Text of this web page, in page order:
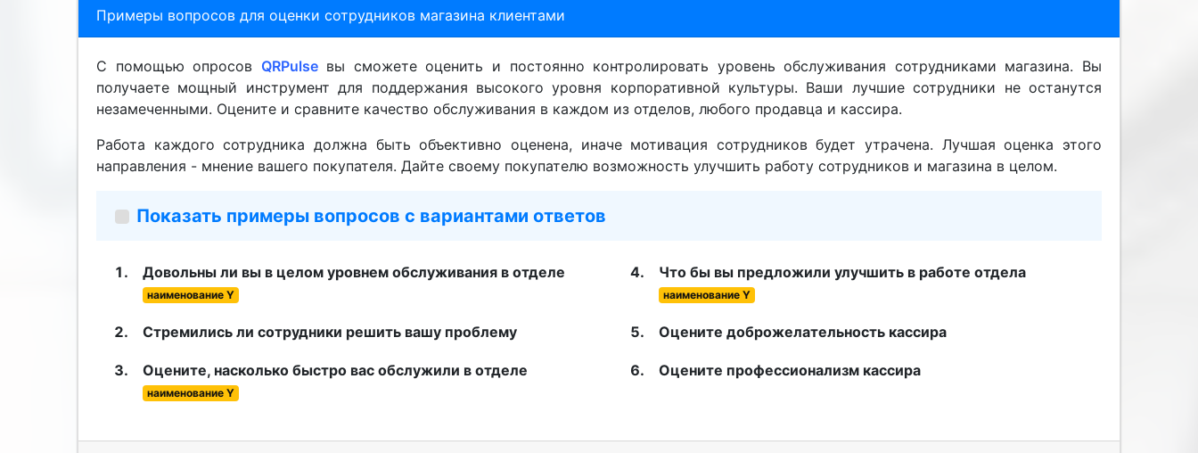
Примеры вопросов для оценки сотрудников магазина клиентами
С помощью опросов QRPulseвы сможете оценить и постоянно контролировать уровень обслуживания сотрудниками магазина. Вы
получаете мощный инструмент для поддержания высокого уровня корпоративной культуры. Ваши лучшие сотрудники не останутся
незамеченными. Оцените и сравните качество обслуживания в каждом из отделов, любого продавца и кассира.
Работа каждого сотрудника должна быть объективно оценена, иначе мотивация сотрудников будет утрачена. Лучшая оценка этого
направления - мнение вашего покупателя. Дайте своему покупателю возможность улучшить работу сотрудников и магазина в целом.
Показать примеры вопросов с вариантами ответов
Довольны ли вы в целом уровнем обслуживания в отделе
наименование Y
Стремились ли сотрудники решить вашу проблему
Оцените, насколько быстро вас обслужили в отделе
наименование Y
Что бы вы предложили улучшить в работе отдела
наименование Y
Оцените доброжелательность кассира
Оцените профессионализм кассира